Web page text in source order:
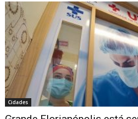
Cidades